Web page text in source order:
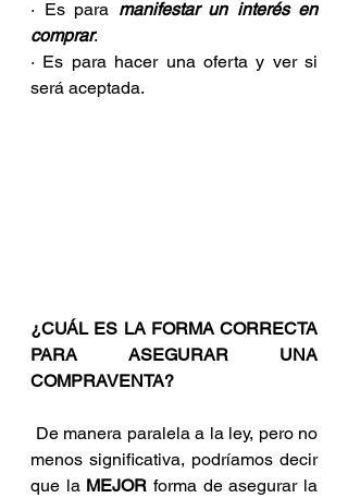
· Es para manifestar un interés en
comprar.
· Es para hacer una oferta y ver si
será aceptada.
¿CUÁL ES LA FORMA CORRECTA
PARA ASEGURAR UNA
COMPRAVENTA?
menos significativa, podríamos decir
que la MEJOR forma de asegurar la